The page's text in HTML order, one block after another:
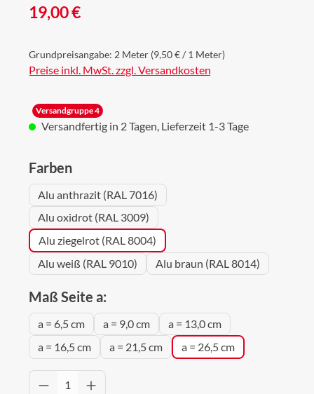
Regulärer Preis:
19,00 €
Grundpreisangabe: 2 Meter (9,50 € / 1 Meter)
Preise inkl. MwSt. zzgl. Versandkosten
Versandgruppe 4
Versandfertig in 2 Tagen, Lieferzeit 1-3 Tage
Farbenauswählen
Alu anthrazit (RAL 7016)
Alu oxidrot (RAL 3009)
Alu ziegelrot (RAL 8004)
Alu weiß (RAL 9010)
Alu braun (RAL 8014)
Maß Seite a:
a = 6,5 cm a = 9,0 cm
a = 13,0 cm
a = 16,5 cm
a = 21,5 cm a = 26,5 cm
Produkt Anzahl: Gib den gewünschten